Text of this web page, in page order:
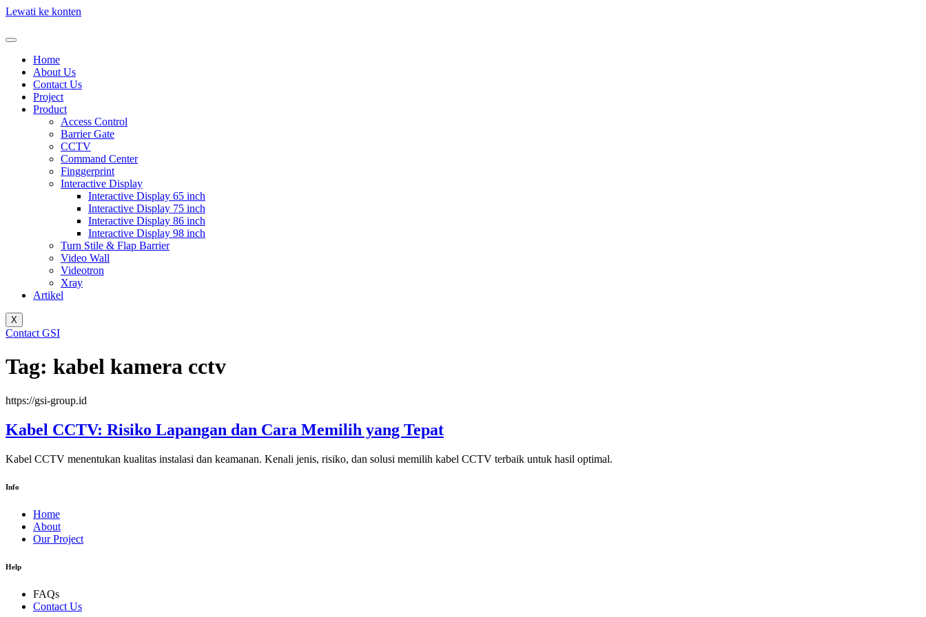
Lewati ke konten
Home
About Us
Contact Us
Project
Product
Access Control
Barrier Gate
CCTV
Command Center
Finggerprint
Interactive Display
Interactive Display 65 inch
Interactive Display 75 inch
Interactive Display 86 inch
Interactive Display 98 inch
Turn Stile & Flap Barrier
Video Wall
Videotron
Xray
Artikel
X
Contact GSI
Tag: kabel kamera cctv
https://gsi-group.id
Kabel CCTV: Risiko Lapangan dan Cara Memilih yang Tepat
Kabel CCTV menentukan kualitas instalasi dan keamanan. Kenali jenis, risiko, dan solusi memilih kabel CCTV terbaik untuk hasil optimal.
Info
Home
About
Our Project
Help
FAQs
Contact Us